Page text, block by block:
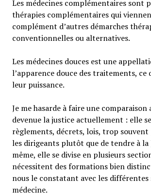
Les médecines complémentaires sont
thérapies complémentaires qui
complément d’autres démarches
conventionnelles ou alternatives.
Les médecines douces est une
l’apparence douce des traitements, ce
leur puissance.
Je me hasarde à faire une comparaison
devenue la justice actuellement : elle
règlements, décrets, lois, trop
les dirigeants plutôt que de tendre à la
même, elle se divise en plusieurs
nécessitent des formations bien
nous le constatant avec les différentes
médecine.